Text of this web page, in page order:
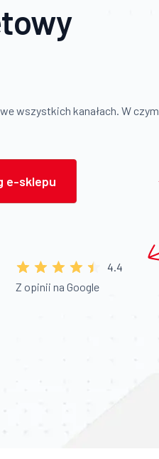
wszystkich kanałach. W czym
e-sklepu
4.4
Z opinii na Google